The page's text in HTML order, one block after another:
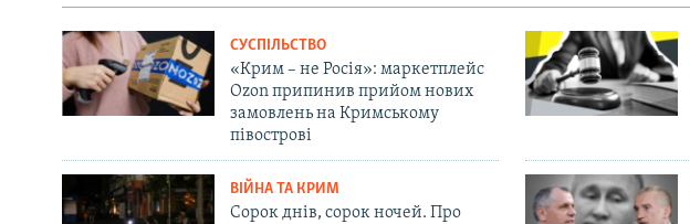
СУСПІЛЬСТВО
«Крим – не Росія»: маркетплейс
Ozon припинив прийом нових
замовлень на Кримському
півострові
ВІЙНА ТА КРИМ
Сорок днів, сорок ночей. Про